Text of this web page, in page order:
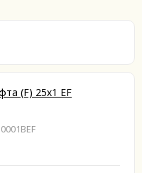
(F) 25х1 EF